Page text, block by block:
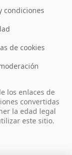
condiciones
de cookies
los enlaces de
convertidas
la edad legal
este sitio.